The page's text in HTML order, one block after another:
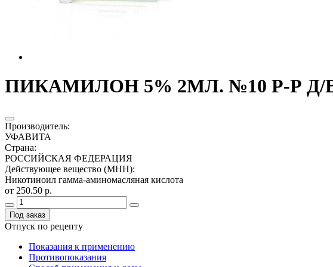
ПИКАМИЛОН 5% 2МЛ. №10 Р-Р
Производитель:
УФАВИТА
Страна:
РОССИЙСКАЯ ФЕДЕРАЦИЯ
Действующее вещество (МНН):
Никотиноил гамма-аминомасляная кислота
от 250.50 р.
Под заказ
Отпуск по рецепту
Показания к применению
Противопоказания